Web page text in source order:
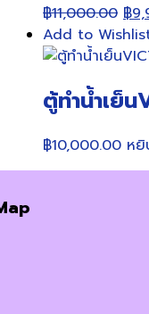
฿11,000.00 ฿
Add to
ตู้ทำน้ำเย็
฿10,000.00 หยิ